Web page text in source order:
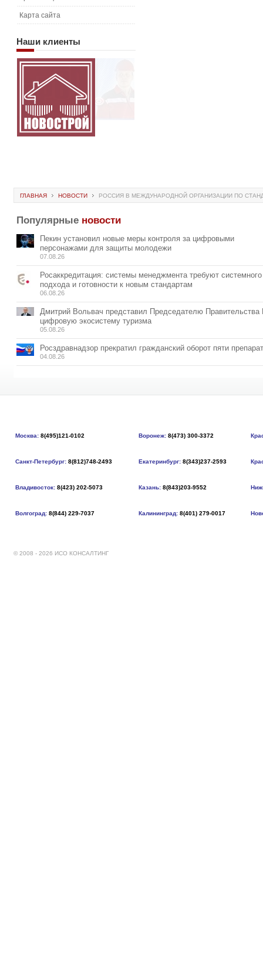
Карта сайта
Наши клиенты
ГЛАВНАЯ НОВОСТИ РОССИЯ В МЕЖДУНАРОДНОЙ ОРГАНИЗАЦИИ ПО
Популярные новости
Пекин установил новые меры контроля за цифровыми
персонажами для защиты молодежи
07.08.26
Росаккредитация: системы менеджмента требуют системного
подхода и готовности к новым стандартам
06.08.26
Дмитрий Вольвач представил Председателю
цифровую экосистему туризма
05.08.26
Росздравнадзор прекратил гражданский оборот пяти
04.08.26
Москва: 8(495)121-0102 Воронеж: 8(473) 300-3372
Санкт-Петербург: 8(812)748-2493 Екатеринбург: 8(343)237-2593
Владивосток: 8(423) 202-5073 Казань: 8(843)203-9552
Волгоград: 8(844) 229-7037 Калининград: 8(401) 279-0017
© 2008 - 2026 ИСО КОНСАЛТИНГ